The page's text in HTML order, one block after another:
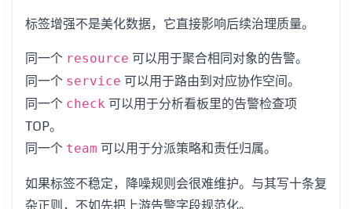
标签增强不是美化数据，它直接影响后续治理质量。
同一个 resource 可以用于聚合相同对象的告警。
同一个 service 可以用于路由到对应协作空间。
同一个 check 可以用于分析看板里的告警检查项
TOP。
同一个 team 可以用于分派策略和责任归属。
如果标签不稳定，降噪规则会很难维护。与其写十条复
杂正则，不如先把上游告警字段规范化。